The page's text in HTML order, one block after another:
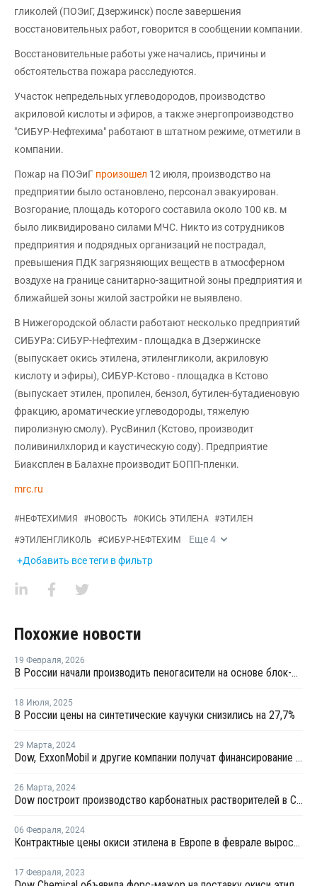
гликолей (ПОЭиГ, Дзержинск) после завершения
восстановительных работ, говорится в сообщении компании.
Восстановительные работы уже начались, причины и
обстоятельства пожара расследуются.
Участок непредельных углеводородов, производство
акриловой кислоты и эфиров, а также энергопроизводство
"СИБУР-Нефтехима" работают в штатном режиме, отметили в
компании.
Пожар на ПОЭиГ произошел 12 июля, производство на
предприятии было остановлено, персонал эвакуирован.
Возгорание, площадь которого составила около 100 кв. м
было ликвидировано силами МЧС. Никто из сотрудников
предприятия и подрядных организаций не пострадал,
превышения ПДК загрязняющих веществ в атмосферном
воздухе на границе санитарно-защитной зоны предприятия и
ближайшей зоны жилой застройки не выявлено.
В Нижегородской области работают несколько предприятий
СИБУРа: СИБУР-Нефтехим - площадка в Дзержинске
(выпускает окись этилена, этиленгликоли, акриловую
кислоту и эфиры), СИБУР-Кстово - площадка в Кстово
(выпускает этилен, пропилен, бензол, бутилен-бутадиеновую
фракцию, ароматические углеводороды, тяжелую
пиролизную смолу). РусВинил (Кстово, производит
поливинилхлорид и каустическую соду). Предприятие
Биаксплен в Балахне производит БОПП-пленки.
mrc.ru
#НЕФТЕХИМИЯ #НОВОСТЬ #ОКИСЬ ЭТИЛЕНА #ЭТИЛЕН
#ЭТИЛЕНГЛИКОЛЬ #СИБУР-НЕФТЕХИМ Еще4
+Добавить все теги в фильтр
Похожие новости
19 Февраля, 2026
В России начали производить пеногасители на основе блок-сополимеров
18 Июля, 2025
В России цены на синтетические каучуки снизились на 27,7%
29 Марта, 2024
Dow, ExxonMobil и другие компании получат финансирование за декарбонизацию
26 Марта, 2024
Dow построит производство карбонатных растворителей в США
06 Февраля, 2024
Контрактные цены окиси этилена в Европе в феврале выросли на EUR4 за тонну
17 Февраля, 2023